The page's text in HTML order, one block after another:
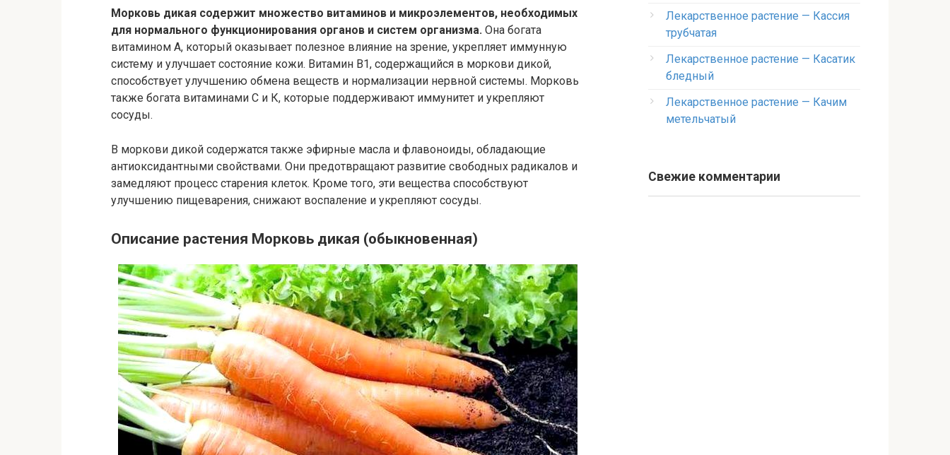
Морковь дикая содержит множество витаминов и микроэлементов, необходимых
для нормального функционирования органов и систем организма. Она богата
витамином А, который оказывает полезное влияние на зрение, укрепляет иммунную
систему и улучшает состояние кожи. Витамин В1, содержащийся в моркови дикой,
способствует улучшению обмена веществ и нормализации нервной системы. Морковь
также богата витаминами С и К, которые поддерживают иммунитет и укрепляют
сосуды.
В моркови дикой содержатся также эфирные масла и флавоноиды, обладающие
антиоксидантными свойствами. Они предотвращают развитие свободных радикалов и
замедляют процесс старения клеток. Кроме того, эти вещества способствуют
улучшению пищеварения, снижают воспаление и укрепляют сосуды.
Описание растения Морковь дикая (обыкновенная)
Лекарственное растение — Кассия
трубчатая
Лекарственное растение — Касатик
бледный
Лекарственное растение — Качим
метельчатый
Свежие комментарии